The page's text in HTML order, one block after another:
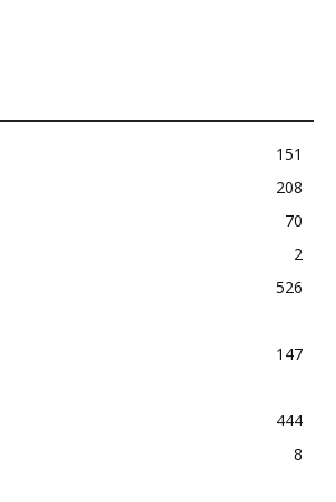
151
208
70
2
526
147
444
8